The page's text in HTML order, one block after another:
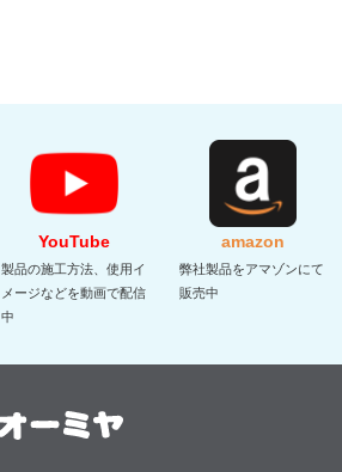
YouTube
製品の施工方法、使用イ
メージなどを動画で配信
中
amazon
弊社製品をアマゾンにて
販売中